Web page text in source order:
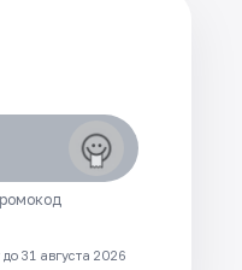
до 31 августа 2026